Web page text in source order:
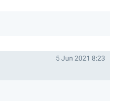
5 Jun 2021 8:23